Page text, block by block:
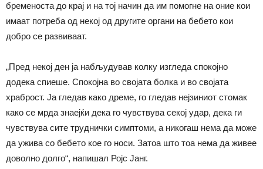
бременоста до крај и на тој начин да им помогне на оние кои
имаат потреба од некој од другите органи на бебето кои
добро се развиваат.
„Пред некој ден ја набљудував колку изгледа спокојно
додека спиеше. Спокојна во својата болка и во својата
храброст. Ја гледав како дреме, го гледав нејзиниот стомак
како се мрда знаејќи дека го чувствува секој удар, дека ги
чувствува сите труднички симптоми, а никогаш нема да може
да ужива со бебето кое го носи. Затоа што тоа нема да живее
доволно долго“, напишал Ројс Јанг.